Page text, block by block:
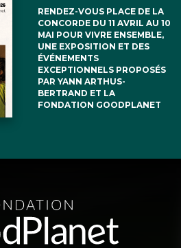
RENDEZ-VOUS PLACE DE LA
CONCORDE DU 11 AVRIL AU 10
MAI POUR VIVRE ENSEMBLE,
UNE EXPOSITION ET DES
ÉVÉNEMENTS
EXCEPTIONNELS PROPOSÉS
PAR YANN ARTHUS-
BERTRAND ET LA
FONDATION GOODPLANET